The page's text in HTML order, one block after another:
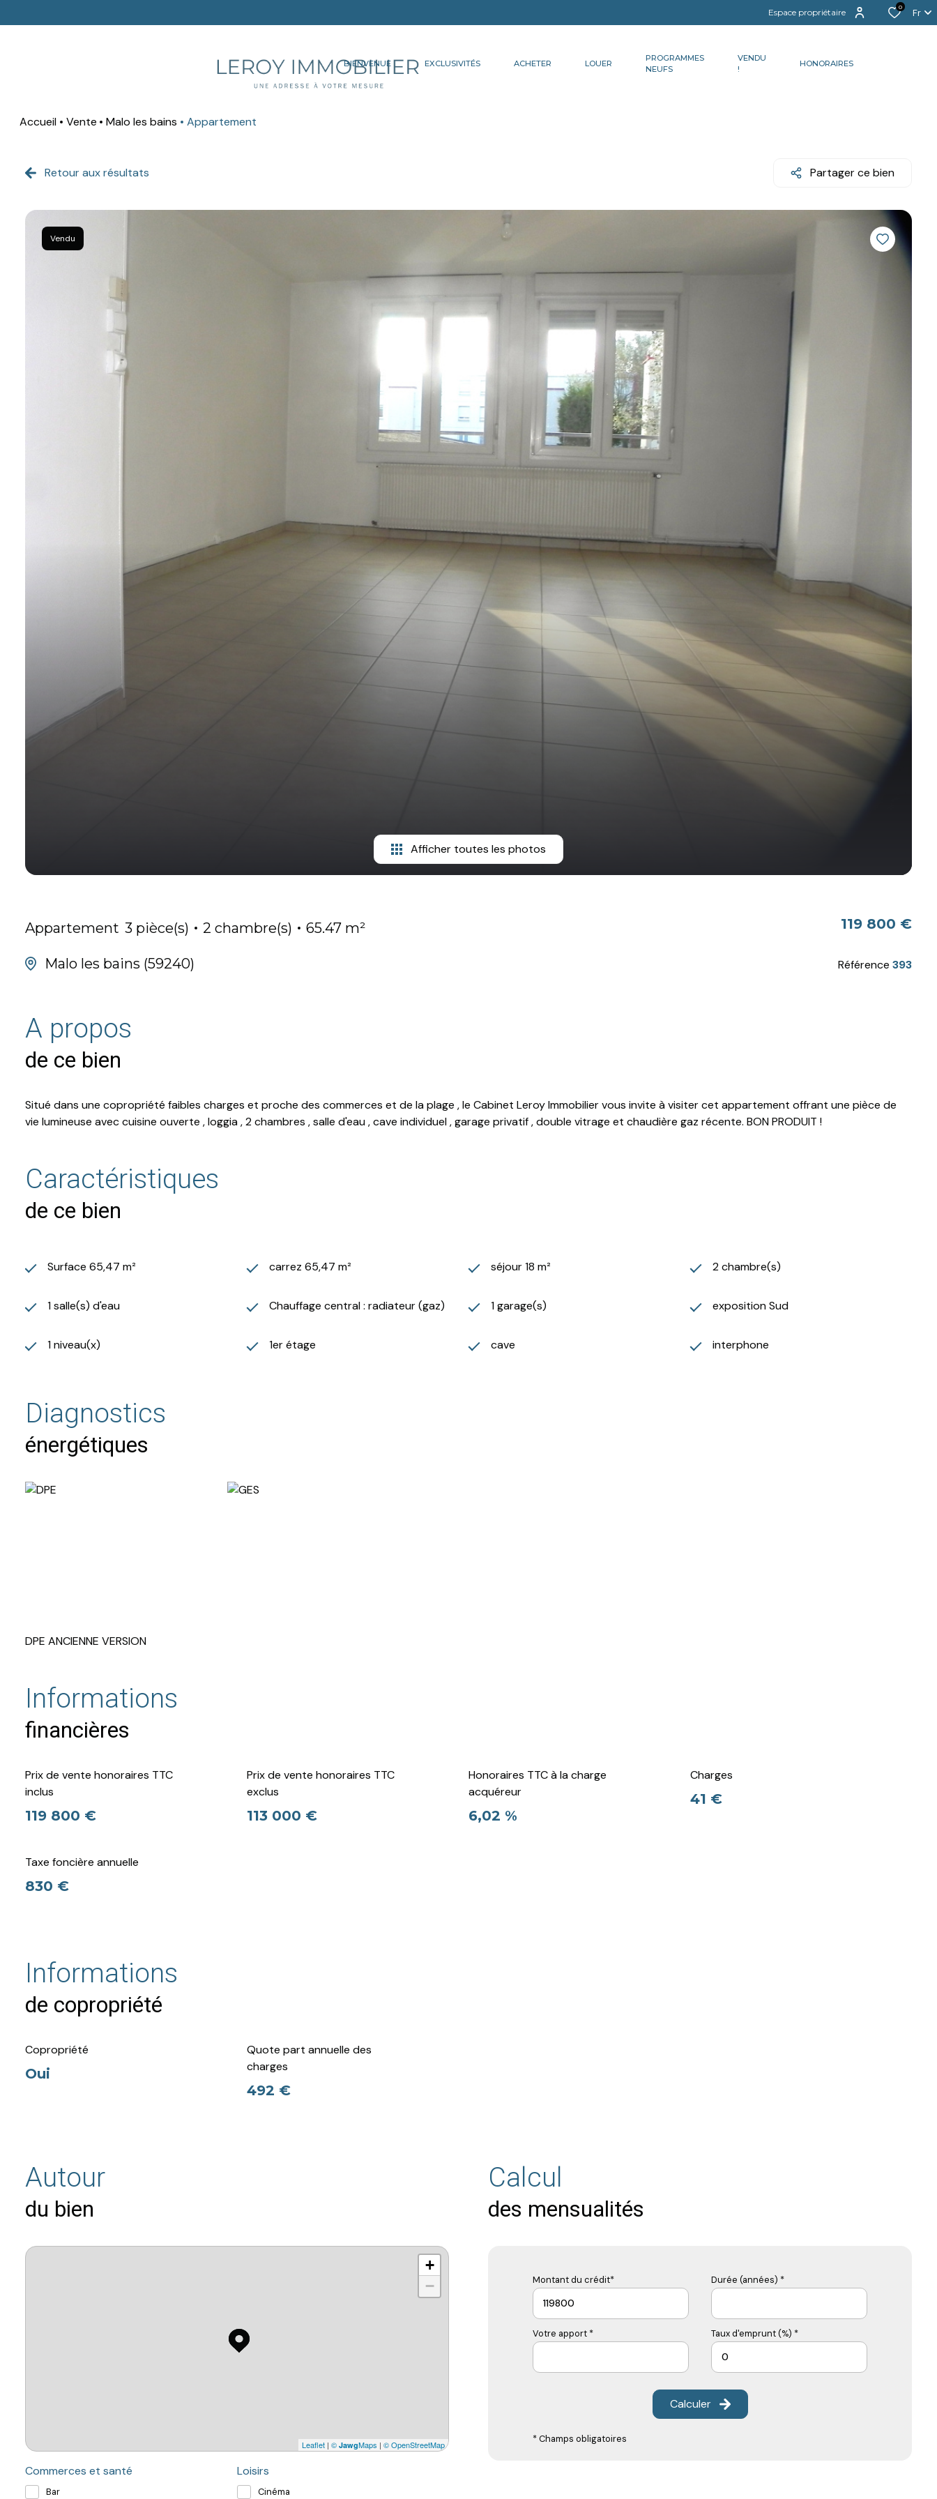
Espace propriétaire
0 Fr
BIENVENUE EXCLUSIVITÉS ACHETER LOUER
PROGRAMMES
NEUFS
VENDU
!
HONORAIRES
Accueil Vente Malo les bains Appartement
Retour aux résultats Partager ce bien
Vendu
Afficher toutes les photos
Appartement 3 pièce(s) 2 chambre(s) 65.47 m²
Malo les bains (59240)
119 800 €
Référence 393
A propos
de ce bien
Situé dans une copropriété faibles charges et proche des commerces et de la plage , le Cabinet Leroy Immobilier vous invite à visiter cet appartement offrant une pièce de
vie lumineuse avec cuisine ouverte , loggia , 2 chambres , salle d'eau , cave individuel , garage privatif , double vitrage et chaudière gaz récente. BON PRODUIT !
Caractéristiques
de ce bien
Surface 65,47 m² carrez 65,47 m² séjour 18 m² 2 chambre(s)
1 salle(s) d'eau Chauffage central : radiateur (gaz) 1 garage(s) exposition Sud
1 niveau(x) 1er étage cave interphone
Diagnostics
énergétiques
DPE ANCIENNE VERSION
Informations
financières
Prix de vente honoraires TTC
inclus
119 800 €
Prix de vente honoraires TTC
exclus
113 000 €
Honoraires TTC à la charge
acquéreur
6,02 %
Charges
41 €
Taxe foncière annuelle
830 €
Informations
de copropriété
Copropriété
Oui
Quote part annuelle des
charges
492 €
Autour
du bien
+
−
Leaflet | © JawgMaps | © OpenStreetMap
Commerces et santé
Bar
Loisirs
Cinéma
Calcul
des mensualités
Montant du crédit* Durée (années) *
Votre apport * Taux d'emprunt (%) *
Calculer
* Champs obligatoires